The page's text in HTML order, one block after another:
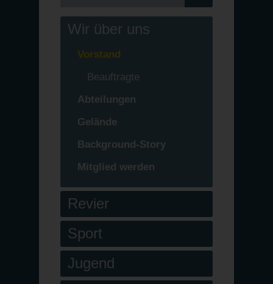
Wir über uns
Vorstand
Beauftragte
Abteilungen
Gelände
Background-Story
Mitglied werden
Revier
Sport
Jugend